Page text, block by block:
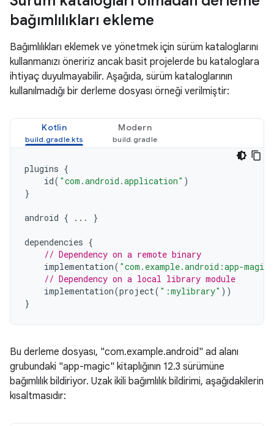
bağımlılıkları ekleme
Bağımlılıkları eklemek ve yönetmek için sürüm kataloglarını
kullanmanızı öneririz ancak basit projelerde bu kataloglara
ihtiyaç duyulmayabilir. Aşağıda, sürüm kataloglarının
kullanılmadığı bir derleme dosyası örneği verilmiştir:
Kotlin Modern
plugins {
id( "com.android.application" )
}
android { ... }
dependencies {
// Dependency on a remote binary
implementation( "com.example.android:app-
// Dependency on a local library module
implementation(project( ":mylibrary" ))
}
Bu derleme dosyası, "com.example.android" ad alanı
grubundaki "app-magic" kitaplığının 12.3 sürümüne
bağımlılık bildiriyor. Uzak ikili bağımlılık bildirimi, aşağıdakilerin
kısaltmasıdır: